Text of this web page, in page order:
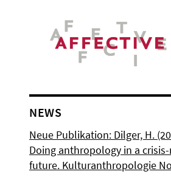
NEWS
Neue Publikation: Dilger, H.
Doing anthropology in a
future. Kulturanthropologie